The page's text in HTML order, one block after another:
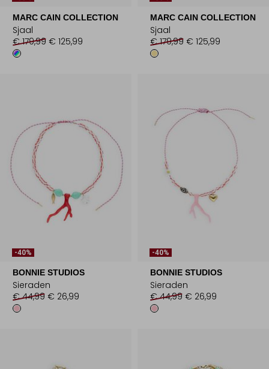
MARC CAIN COLLECTION
Sjaal
€ 179,99 € 125,99
MARC CAIN COLLECTION
Sjaal
€ 179,99 € 125,99
-40%
BONNIE STUDIOS
Sieraden
€ 44,99 € 26,99
-40%
BONNIE STUDIOS
Sieraden
€ 44,99 € 26,99